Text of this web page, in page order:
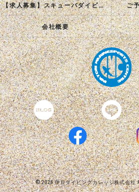
【求人募集】スキューバダイビングインストラクターを目指す正社員を募集中！ ご
会社概要
© 2026 伊豆ダイビングカレッジ株式会社